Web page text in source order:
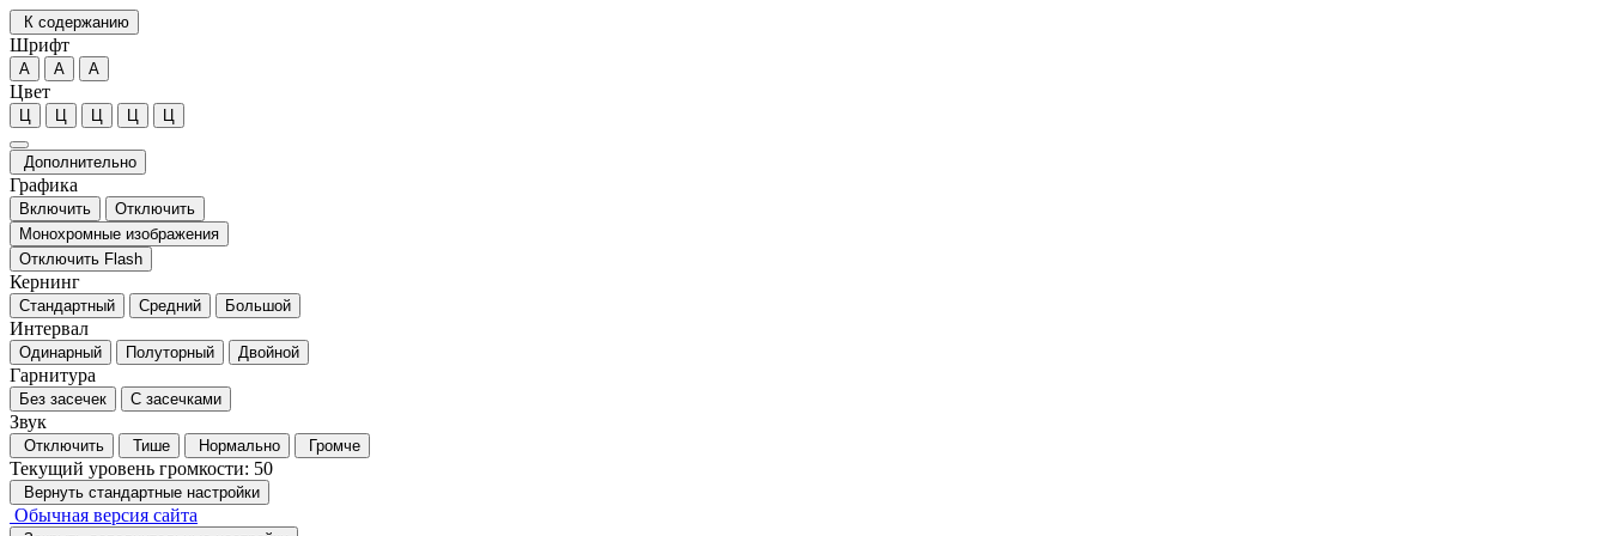
К содержанию
Шрифт
А А А
Цвет
Ц Ц Ц Ц Ц
Дополнительно
Графика
Включить
Отключить
Монохромные изображения
Отключить Flash
Кернинг
Стандартный Средний Большой
Интервал
Одинарный Полуторный Двойной
Гарнитура
Без засечек С засечками
Звук
Отключить Тише Нормально Громче
Текущий уровень громкости: 50
Вернуть стандартные настройки
Обычная версия сайта